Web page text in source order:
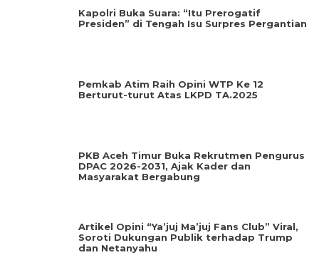
Kapolri Buka Suara: “Itu Prerogatif
Presiden” di Tengah Isu Surpres Pergantian
Pemkab Atim Raih Opini WTP Ke 12
Berturut-turut Atas LKPD TA.2025
PKB Aceh Timur Buka Rekrutmen Pengurus
DPAC 2026-2031, Ajak Kader dan
Masyarakat Bergabung
Artikel Opini “Ya’juj Ma’juj Fans Club” Viral,
Soroti Dukungan Publik terhadap Trump
dan Netanyahu